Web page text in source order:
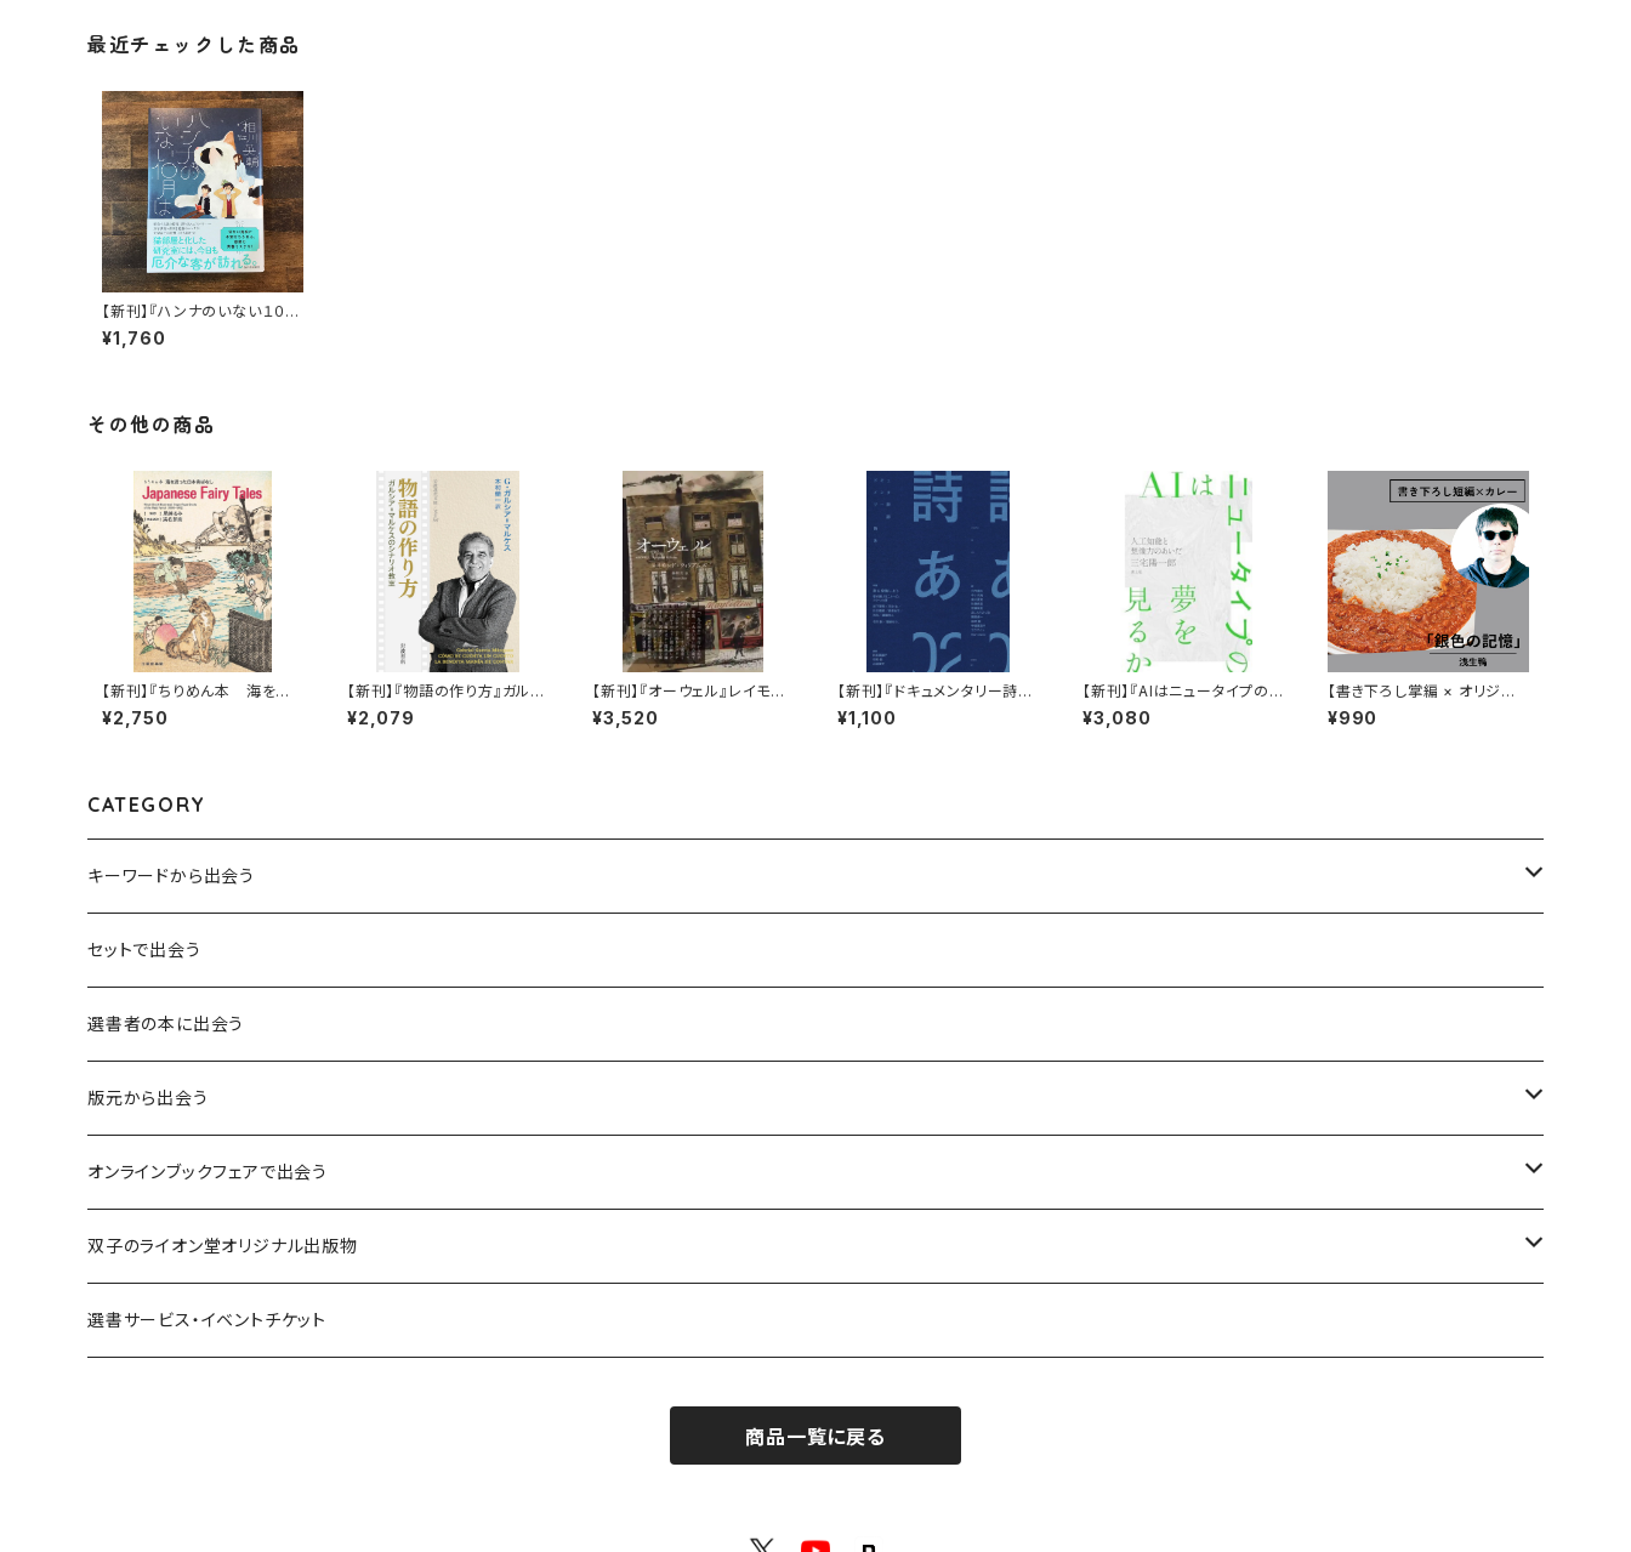
最近チェックした商品
【新刊】『ハンナのいない１０月
は』相川英輔
¥1,760
その他の商品
【新刊】『ちりめん本 海を渡
った日本昔ばなし』
¥2,750
【新刊】『物語の作り方』ガルシ
ア=マルケス
¥2,079
【新刊】『オーウェル』レイモン
ド・ウィリアムズ
¥3,520
【新刊】『ドキュメンタリー詩誌
詩あ 02: 詩を投稿しよう 書き
続けることへの、ひとつの扉』
¥1,100
【新刊】『AIはニュータイプの
夢を見るか: 人工知能と想像
力のあいだ』三宅陽一郎
¥3,080
【書き下ろし掌編 × オリジナ
ルレトルトカレー】浅生鴨『華
麗に文学をすくう？「銀色の記
¥990
CATEGORY
キーワードから出会う
言葉：思考の種となるもの
異界：日常から離れた視点
意志：自ら進む力
解体：固定観念を壊す
熱源：情熱を呼び起こす
共鳴：他者や世界とつながる
セットで出会う
選書者の本に出会う
版元から出会う
荒蝦夷フェア
クオン
寿郎社
オンラインブックフェアで出会う
本屋発の文芸誌『しししし』フェア！！
韓国文学フェア！！
双子のライオン堂オリジナル出版物
書籍
選書サービス・イベントチケット
商品一覧に戻る